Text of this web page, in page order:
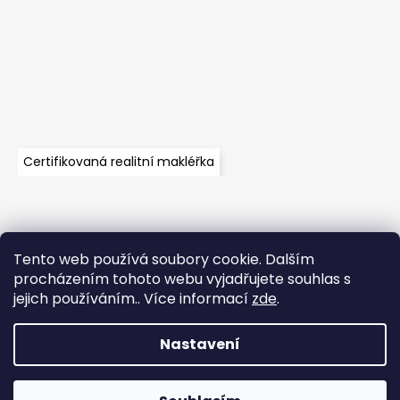
Tento web používá soubory cookie. Dalším
procházením tohoto webu vyjadřujete souhlas s
jejich používáním.. Více informací zde.
Nastavení
Certifikovaná realitní makléřka
Velkoobchod Časté dotazy Obchodní podmínky
Kontakt Vzorník mechů
Mechové stěny a zakázková výroba
Copyright 2026WOODILO moss s.r.o.. Všechna práva